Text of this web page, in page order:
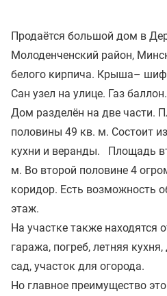
Продаётся большой дом в
Молоденченский район,
белого кирпича. Крыша–
Сан узел на улице. Газ
Дом разделён на две части.
половины 49 кв. м. Состоит
кухни и веранды. Площадь
м. Во второй половине 4
коридор. Есть возможность
этаж.
На участке также находятся
гаража, погреб, летняя
сад, участок для огорода.
Но главное преимущество